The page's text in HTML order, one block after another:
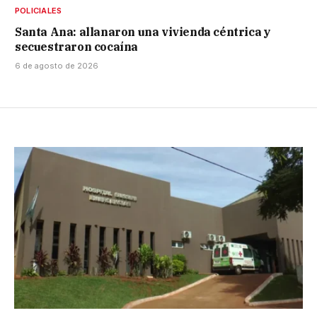
POLICIALES
Santa Ana: allanaron una vivienda céntrica y
secuestraron cocaína
6 de agosto de 2026